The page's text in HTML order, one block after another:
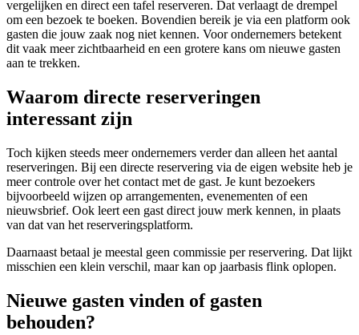
vergelijken en direct een tafel reserveren. Dat verlaagt de drempel
om een bezoek te boeken. Bovendien bereik je via een platform ook
gasten die jouw zaak nog niet kennen. Voor ondernemers betekent
dit vaak meer zichtbaarheid en een grotere kans om nieuwe gasten
aan te trekken.
Waarom directe reserveringen
interessant zijn
Toch kijken steeds meer ondernemers verder dan alleen het aantal
reserveringen. Bij een directe reservering via de eigen website heb je
meer controle over het contact met de gast. Je kunt bezoekers
bijvoorbeeld wijzen op arrangementen, evenementen of een
nieuwsbrief. Ook leert een gast direct jouw merk kennen, in plaats
van dat van het reserveringsplatform.
Daarnaast betaal je meestal geen commissie per reservering. Dat lijkt
misschien een klein verschil, maar kan op jaarbasis flink oplopen.
Nieuwe gasten vinden of gasten
behouden?